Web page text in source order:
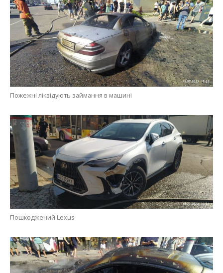
Пожежні ліквідують займання в машині
Пошкоджений Lexus